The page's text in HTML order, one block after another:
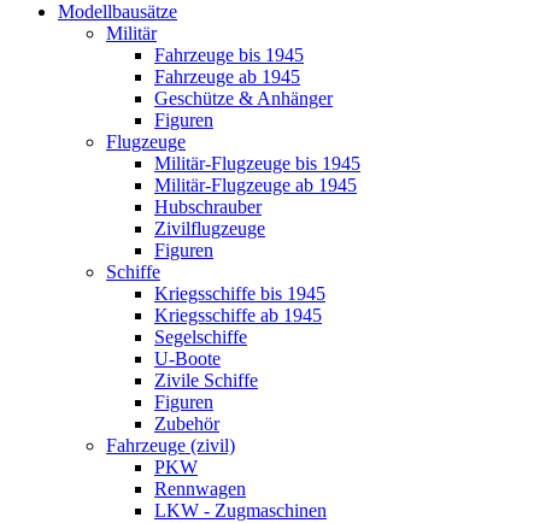
Modellbausätze
Militär
Fahrzeuge bis 1945
Fahrzeuge ab 1945
Geschütze & Anhänger
Figuren
Flugzeuge
Militär-Flugzeuge bis 1945
Militär-Flugzeuge ab 1945
Hubschrauber
Zivilflugzeuge
Figuren
Schiffe
Kriegsschiffe bis 1945
Kriegsschiffe ab 1945
Segelschiffe
U-Boote
Zivile Schiffe
Figuren
Zubehör
Fahrzeuge (zivil)
PKW
Rennwagen
LKW - Zugmaschinen